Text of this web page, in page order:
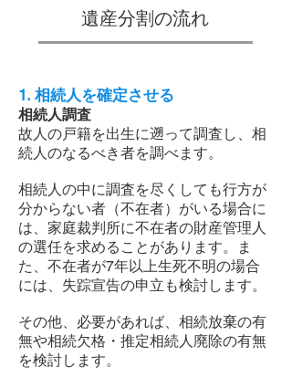
遺産分割の流れ
1. 相続人を確定させる
相続人調査
故人の戸籍を出生に遡って調査し、相
続人のなるべき者を調べます。
相続人の中に調査を尽くしても行方が
分からない者（不在者）がいる場合に
は、家庭裁判所に不在者の財産管理人
の選任を求めることがあります。ま
た、不在者が7年以上生死不明の場合
には、失踪宣告の申立も検討します。
その他、必要があれば、相続放棄の有
無や相続欠格・推定相続人廃除の有無
を検討します。